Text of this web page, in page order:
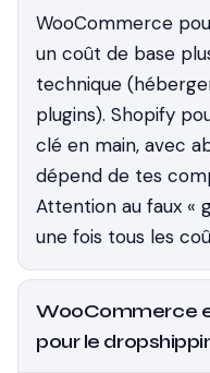
WooCommerce
un coût de base
technique
plugins). Shopify
clé en main, avec
dépend de tes
Attention au faux «
une fois tous les
WooCommerce
pour le